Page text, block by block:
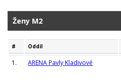
Ženy M2
# Oddíl
1. ARENA Pavly Kladivové